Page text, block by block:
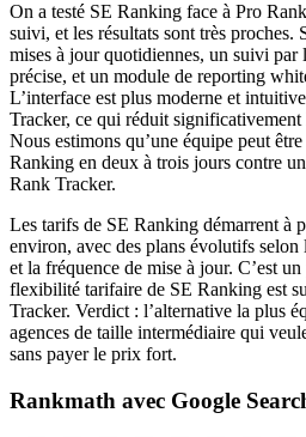
On a testé SE Ranking face à Pro
suivi, et les résultats sont très proches.
mises à jour quotidiennes, un suivi par
précise, et un module de reporting
L’interface est plus moderne et
Tracker, ce qui réduit significativement
Nous estimons qu’une équipe peut
Ranking en deux à trois jours contre
Rank Tracker.
Les tarifs de SE Ranking démarrent à
environ, avec des plans évolutifs
et la fréquence de mise à jour. C’est
flexibilité tarifaire de SE Ranking est
Tracker. Verdict : l’alternative la plus
agences de taille intermédiaire qui
sans payer le prix fort.
Rankmath avec Google